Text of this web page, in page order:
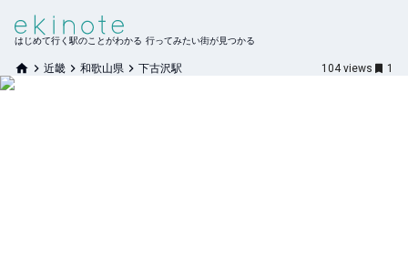
はじめて行く駅のことがわかる 行ってみたい街が見つかる
近畿 和歌山県 下古沢駅 104 views 1